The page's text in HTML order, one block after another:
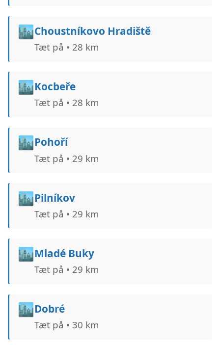
🏙️Choustníkovo Hradiště
Tæt på • 28 km
🏙️Kocbeře
Tæt på • 28 km
🏙️Pohoří
Tæt på • 29 km
🏙️Pilníkov
Tæt på • 29 km
🏙️Mladé Buky
Tæt på • 29 km
🏙️Dobré
Tæt på • 30 km